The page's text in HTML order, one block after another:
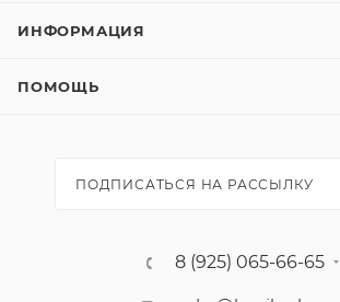
ИНФОРМАЦИЯ
ПОМОЩЬ
ПОДПИСАТЬСЯ НА РАССЫЛКУ
8 (925) 065-66-65